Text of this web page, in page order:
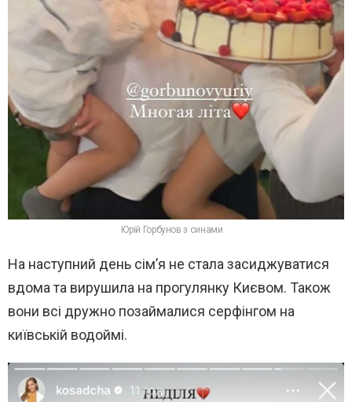
Юрій Горбунов з синами
На наступний день сім’я не стала засиджуватися
вдома та вирушила на прогулянку Києвом. Також
вони всі дружно позаймалися серфінгом на
київській водоймі.